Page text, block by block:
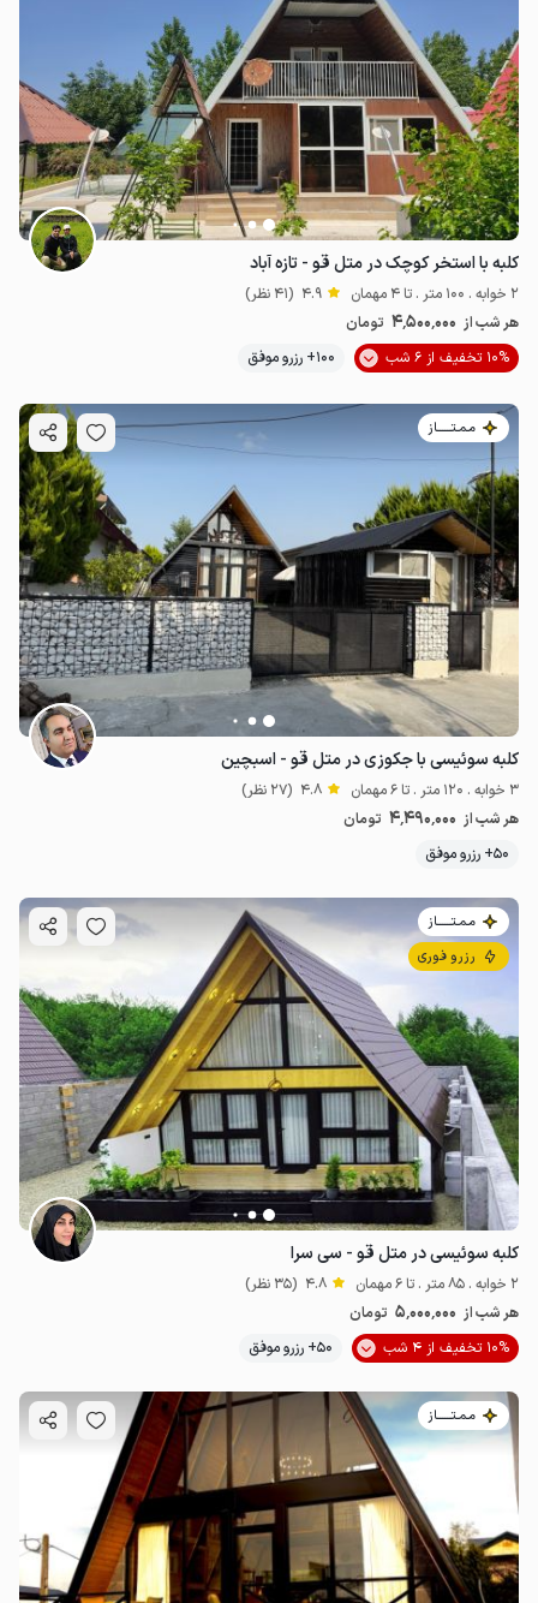
4.8 میلیون ت 4.7
کلبه با استخر کوچک در متل قو - تازه آباد
2 خوابه . 100 متر . تا 4 مهمان 4.9 (41 نظر)
هر شب از 4٬500٬000 تومان
10% تخفیف از 6 شب
100+ رزرو موفق
مـمـتــــــاز
کلبه سوئیسی با جکوزی در متل قو - اسبچین
3 خوابه . 120 متر . تا 6 مهمان 4.8 (27 نظر)
هر شب از 4٬490٬000 تومان
50+ رزرو موفق
مـمـتــــــاز
رزرو فوری
کلبه سوئیسی در متل قو - سی سرا
2 خوابه . 85 متر . تا 6 مهمان 4.8 (35 نظر)
هر شب از 5٬000٬000 تومان
10% تخفیف از 4 شب
50+ رزرو موفق
مـمـتــــــاز